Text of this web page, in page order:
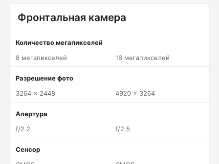
Фронтальная камера
Количество мегапикселей
8 мегапикселей
16 мегапикселей
Разрешение фото
3264 x 2448
4920 x 3264
Апертура
f/2.2
f/2.5
Сенсор